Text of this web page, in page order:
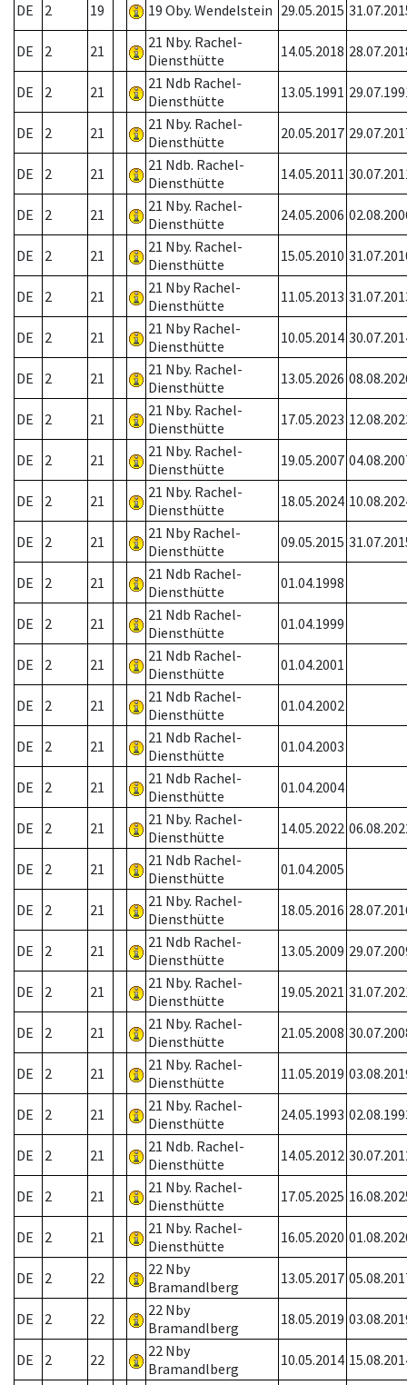
DE 2 19 19 Oby. Wendelstein 29.05.2015
DE 2 21
21 Nby. Rachel-
Diensthütte
14.05.2018
DE 2 21
21 Ndb Rachel-
Diensthütte
13.05.1991
DE 2 21
21 Nby. Rachel-
Diensthütte
20.05.2017
DE 2 21
21 Ndb. Rachel-
Diensthütte
14.05.2011
DE 2 21
21 Nby. Rachel-
Diensthütte
24.05.2006
DE 2 21
21 Nby. Rachel-
Diensthütte
15.05.2010
DE 2 21
21 Nby Rachel-
Diensthütte
11.05.2013
DE 2 21
21 Nby Rachel-
Diensthütte
10.05.2014
DE 2 21
21 Nby. Rachel-
Diensthütte
13.05.2026
DE 2 21
21 Nby. Rachel-
Diensthütte
17.05.2023
DE 2 21
21 Nby. Rachel-
Diensthütte
19.05.2007
DE 2 21
21 Nby. Rachel-
Diensthütte
18.05.2024
DE 2 21
21 Nby Rachel-
Diensthütte
09.05.2015
DE 2 21
21 Ndb Rachel-
Diensthütte
01.04.1998
DE 2 21
21 Ndb Rachel-
Diensthütte
01.04.1999
DE 2 21
21 Ndb Rachel-
Diensthütte
01.04.2001
DE 2 21
21 Ndb Rachel-
Diensthütte
01.04.2002
DE 2 21
21 Ndb Rachel-
Diensthütte
01.04.2003
DE 2 21
21 Ndb Rachel-
Diensthütte
01.04.2004
DE 2 21
21 Nby. Rachel-
Diensthütte
14.05.2022
DE 2 21
21 Ndb Rachel-
Diensthütte
01.04.2005
DE 2 21
21 Nby. Rachel-
Diensthütte
18.05.2016
DE 2 21
21 Ndb Rachel-
Diensthütte
13.05.2009
DE 2 21
21 Nby. Rachel-
Diensthütte
19.05.2021
DE 2 21
21 Nby. Rachel-
Diensthütte
21.05.2008
DE 2 21
21 Nby. Rachel-
Diensthütte
11.05.2019
DE 2 21
21 Nby. Rachel-
Diensthütte
24.05.1993
DE 2 21
21 Ndb. Rachel-
Diensthütte
14.05.2012
DE 2 21
21 Nby. Rachel-
Diensthütte
17.05.2025
DE 2 21
21 Nby. Rachel-
Diensthütte
16.05.2020
DE 2 22
22 Nby
Bramandlberg
13.05.2017
DE 2 22
22 Nby
Bramandlberg
18.05.2019
DE 2 22
22 Nby
Bramandlberg
10.05.2014